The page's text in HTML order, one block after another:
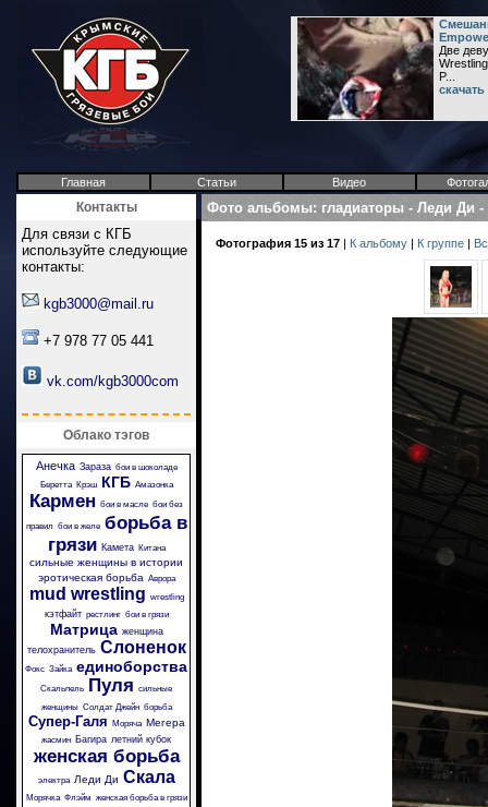
Две
P...
Главная Статьи Видео
Контакты
Для связи с КГБ
используйте следующие
контакты:
kgb3000@mail.ru
+7 978 77 05 441
vk.com/kgb3000com
Облако тэгов
Анечка Зараза бои в шоколаде
Беретта
Крэш КГБ Амазонка
Кармен бои в масле бои без
правил бои в желе борьба в
грязи Камета Китана
сильные женщины в истории
эротическая борьба Аврора
mud wrestling wrestling
кэтфайт рестлинг бои в грязи
Матрица женщина
телохранитель Слоненок
Фокс Зайка единоборства
Скальпель Пуля сильные
женщины Солдат Джейн борьба
Супер-Галя Моряча Мегера
жасмин Багира летний кубок
женская борьба
электра Леди Ди Скала
Морячка Флэйм женская борьба в грязи
Фото альбомы: гладиаторы - Леди Ди -
Фотография 15 из 17 | К альбому | К группе |